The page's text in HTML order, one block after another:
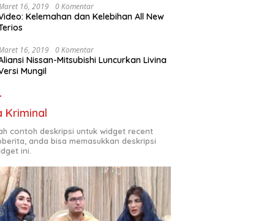
16, 2019 0 Komentar
Kelemahan dan Kelebihan All New
16, 2019 0 Komentar
Nissan-Mitsubishi Luncurkan Livina
Mungil
Kriminal
contoh deskripsi untuk widget recent
anda bisa memasukkan deskripsi
ini.